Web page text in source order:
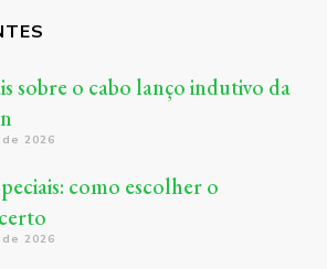
sobre o cabo lanço indutivo da
2026
como escolher o
2026